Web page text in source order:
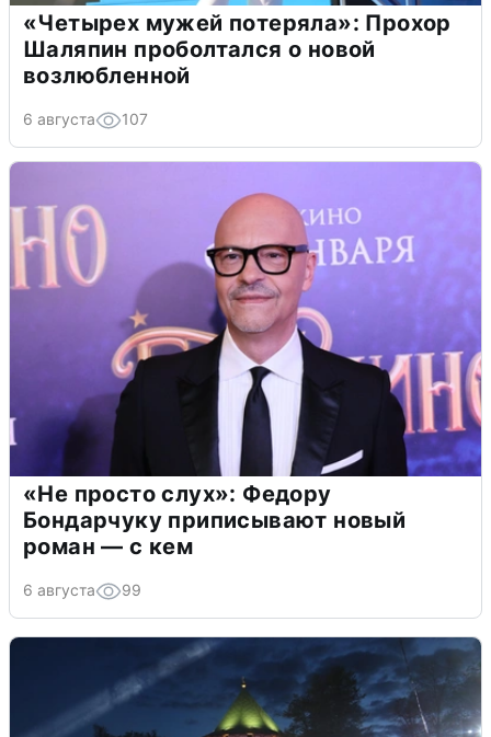
«Четырех мужей потеряла»: Прохор
Шаляпин проболтался о новой
возлюбленной
6 августа 107
«Не просто слух»: Федору
Бондарчуку приписывают новый
роман — с кем
6 августа 99